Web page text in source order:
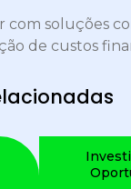
com soluções
de custos